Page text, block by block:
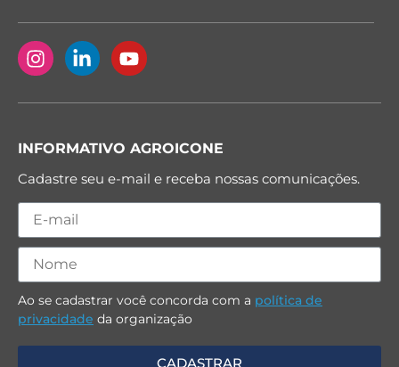
INFORMATIVO AGROICONE
Cadastre seu e-mail e receba nossas comunicações.
Ao se cadastrar você concorda com a política de
privacidade da organização